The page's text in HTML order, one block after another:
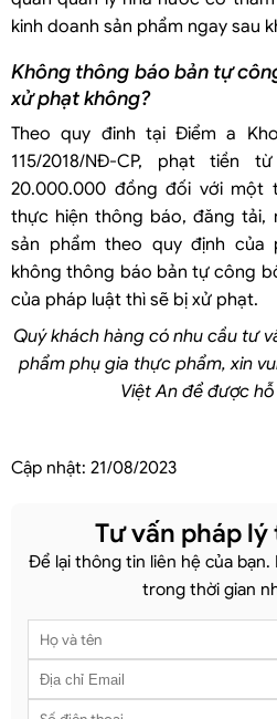
kinh doanh sản phẩm ngay sau
Không thông báo bản tự
xử phạt không?
Theo quy đinh tại Điểm a
115/2018/NĐ-CP, phạt tiền
20.000.000 đồng đối với một
thực hiện thông báo, đăng
sản phẩm theo quy định của
không thông báo bản tự công
của pháp luật thì sẽ bị xử phạt.
Quý khách hàng có nhu cầu tư
phẩm phụ gia thực phẩm,xin
Việt An để được
Cập nhật: 21/08/2023
Tư vấn pháp
Để lại thông tin liên hệ của bạn.
trong thời gian